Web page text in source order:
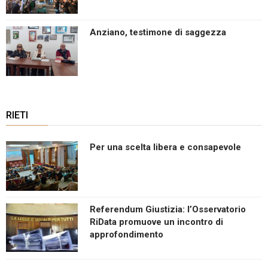
Anziano, testimone di saggezza
RIETI
Per una scelta libera e consapevole
Referendum Giustizia: l’Osservatorio
RiData promuove un incontro di
approfondimento